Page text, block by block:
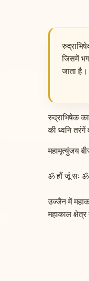
जिसमें
जाता है।
रुद्राभिषेक
की ध्वनि तरंगें
महामृत्युंजय
ॐ हौं जूं सः ॐ
उज्जैन में
महाकाल